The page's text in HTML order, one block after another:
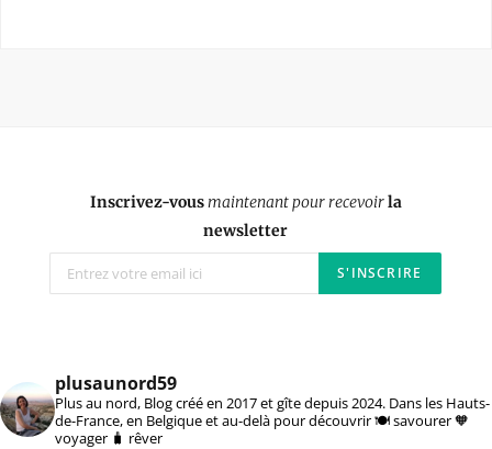
Inscrivez-vousmaintenant pour recevoirla
newsletter
plusaunord59
Plus au nord, Blog créé en 2017 et gîte depuis 2024. Dans les Hauts-
de-France, en Belgique et au-delà pour découvrir 🍽️ savourer 🧡
voyager 🧳 rêver